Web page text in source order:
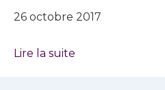
26 octobre 2017
Lire la suite